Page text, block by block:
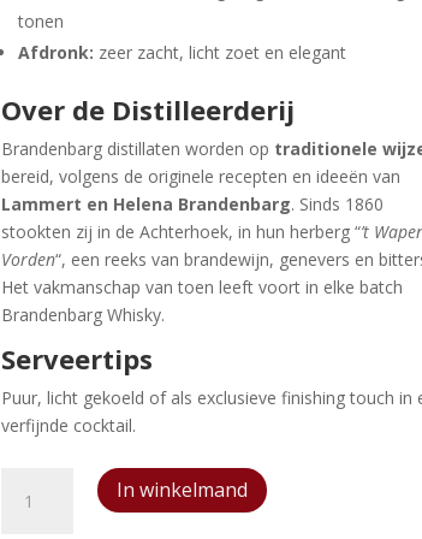
tonen
Afdronk: zeer zacht, licht zoet en elegant
Over de Distilleerderij
Brandenbarg distillaten worden op traditionele
bereid, volgens de originele recepten en ideeën van
Lammert en Helena Brandenbarg. Sinds 1860
stookten zij in de Achterhoek, in hun herberg “’t
Vorden“, een reeks van brandewijn, genevers en
Het vakmanschap van toen leeft voort in elke batch
Brandenbarg Whisky.
Serveertips
Puur, licht gekoeld of als exclusieve finishing touch in
verfijnde cocktail.
Brandenbargs
Pure
In winkelmand